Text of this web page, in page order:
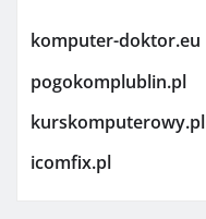
komputer-doktor.eu
pogokomplublin.pl
kurskomputerowy.pl
icomfix.pl